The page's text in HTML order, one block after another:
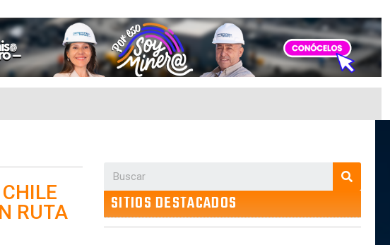
RUTA
SITIOS DESTACADOS